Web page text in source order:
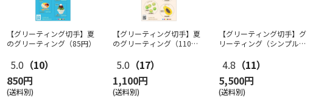
【グリーティング切手】夏
のグリーティング（85円）
5.0 （10）
850円
(送料別)
【グリーティング切手】夏
のグリーティング（110
5.0 （17）
1,100円
(送料別)
【グリーティング切手】グ
リーティング（シンプル）
4.8 （11）
5,500円
(送料別)